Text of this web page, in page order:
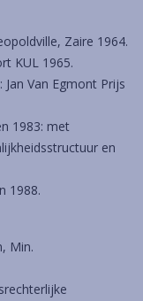
Zaire 1964.
KUL 1965.
Van Egmont Prijs
1983: met
en
1988.
Min.